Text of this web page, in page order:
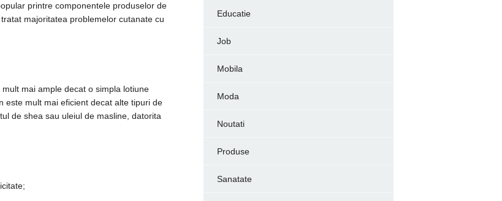
printre componentele produselor de
majoritatea problemelor cutanate cu
mai ample decat o simpla lotiune
este mult mai eficient decat alte tipuri de
de shea sau uleiul de masline, datorita
Educatie
Job
Mobila
Moda
Noutati
Produse
Sanatate